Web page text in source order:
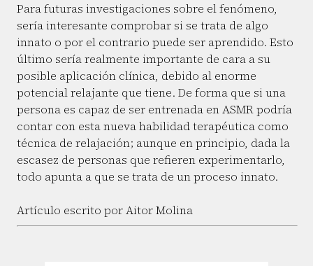
Para futuras investigaciones sobre el fenómeno,
sería interesante comprobar si se trata de algo
innato o por el contrario puede ser aprendido. Esto
último sería realmente importante de cara a su
posible aplicación clínica, debido al enorme
potencial relajante que tiene. De forma que si una
persona es capaz de ser entrenada en ASMR podría
contar con esta nueva habilidad terapéutica como
técnica de relajación; aunque en principio, dada la
escasez de personas que refieren experimentarlo,
todo apunta a que se trata de un proceso innato.
Artículo escrito por Aitor Molina